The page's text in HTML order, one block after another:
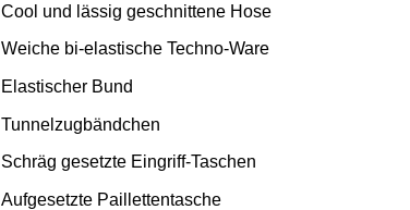
Cool und lässig geschnittene Hose
Weiche bi-elastische Techno-Ware
Elastischer Bund
Tunnelzugbändchen
Schräg gesetzte Eingriff-Taschen
Aufgesetzte Paillettentasche